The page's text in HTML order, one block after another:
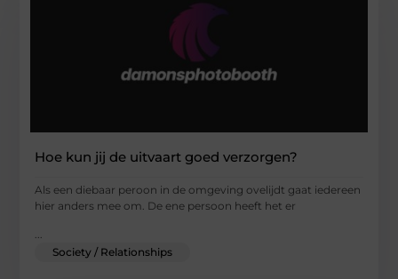
Hoe kun jij de uitvaart goed verzorgen?
Als een diebaar peroon in de omgeving ovelijdt gaat iedereen
hier anders mee om. De ene persoon heeft het er
...
Society / Relationships